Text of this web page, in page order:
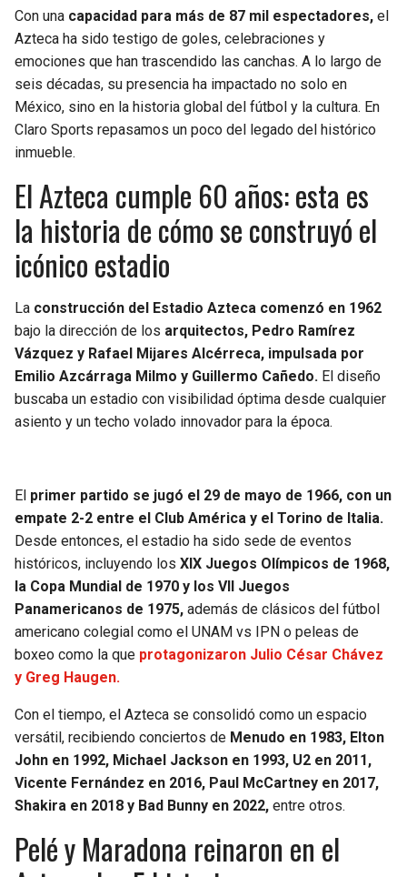
SAINTS
BUCCANEERS
Con una capacidad para más de 87 mil espectadores, el
Azteca ha sido testigo de goles, celebraciones y
emociones que han trascendido las canchas. A lo largo de
seis décadas, su presencia ha impactado no solo en
México, sino en la historia global del fútbol y la cultura. En
Claro Sports repasamos un poco del legado del histórico
inmueble.
El Azteca cumple 60 años: esta es
la historia de cómo se construyó el
icónico estadio
La construcción del Estadio Azteca comenzó en 1962
bajo la dirección de los arquitectos, Pedro Ramírez
Vázquez y Rafael Mijares Alcérreca, impulsada por
Emilio Azcárraga Milmo y Guillermo Cañedo. El diseño
buscaba un estadio con visibilidad óptima desde cualquier
asiento y un techo volado innovador para la época.
El primer partido se jugó el 29 de mayo de 1966, con un
empate 2-2 entre el Club América y el Torino de Italia.
Desde entonces, el estadio ha sido sede de eventos
históricos, incluyendo los XIX Juegos Olímpicos de 1968,
la Copa Mundial de 1970 y los VII Juegos
Panamericanos de 1975, además de clásicos del fútbol
americano colegial como el UNAM vs IPN o peleas de
boxeo como la que protagonizaron Julio César Chávez
y Greg Haugen.
Con el tiempo, el Azteca se consolidó como un espacio
versátil, recibiendo conciertos de Menudo en 1983, Elton
John en 1992, Michael Jackson en 1993, U2 en 2011,
Vicente Fernández en 2016, Paul McCartney en 2017,
Shakira en 2018 y Bad Bunny en 2022, entre otros.
Pelé y Maradona reinaron en el